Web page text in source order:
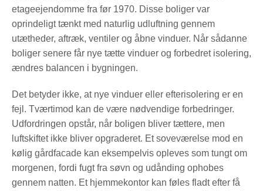
etageejendomme fra før 1970. Disse boliger var
oprindeligt tænkt med naturlig udluftning gennem
utætheder, aftræk, ventiler og åbne vinduer. Når sådanne
boliger senere får nye tætte vinduer og forbedret isolering,
ændres balancen i bygningen.
Det betyder ikke, at nye vinduer eller efterisolering er en
fejl. Tværtimod kan de være nødvendige forbedringer.
Udfordringen opstår, når boligen bliver tættere, men
luftskiftet ikke bliver opgraderet. Et soveværelse mod en
kølig gårdfacade kan eksempelvis opleves som tungt om
morgenen, fordi fugt fra søvn og udånding ophobes
gennem natten. Et hjemmekontor kan føles fladt efter få